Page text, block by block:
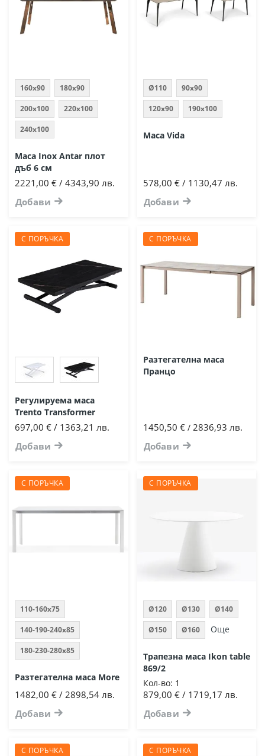
160x90 180x90
200x100 220x100
240x100
Маса Inox Antar плот
дъб 6 см
2221,00 € / 4343,90 лв.
Добави
Ø110 90х90
120x90 190x100
Маса Vida
578,00 € / 1130,47 лв.
Добави
С ПОРЪЧКА
Регулируема маса
Trento Transformer
697,00 € / 1363,21 лв.
Добави
С ПОРЪЧКА
Разтегателна маса
Пранцо
1450,50 €/ 2836,93 лв.
Добави
С ПОРЪЧКА
110-160х75
140-190-240х85
180-230-280х85
Разтегателна маса More
1482,00 € / 2898,54 лв.
Добави
С ПОРЪЧКА
Ø120 Ø130 Ø140
Ø150 Ø160 Още
Трапезна маса Ikon table
869/2
Кол-во: 1
879,00 € / 1719,17 лв.
Добави
С ПОРЪЧКА С ПОРЪЧКА